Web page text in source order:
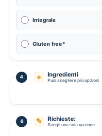
Integrale
Gluten free*
4 + Ingredienti
Puoi scegliere più opzioni
6 ✎ Richieste:
Scegli una sola opzione